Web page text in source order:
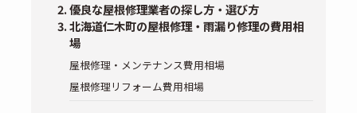
優良な屋根修理業者の探し方・選び方
北海道仁木町の屋根修理・雨漏り修理の費用相
場
屋根修理・メンテナンス費用相場
屋根修理リフォーム費用相場